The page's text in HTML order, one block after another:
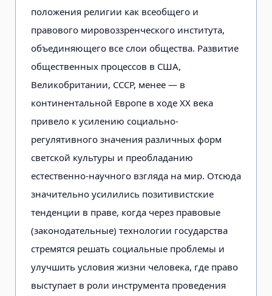
положения религии как всеобщего и
правового мировоззренческого института,
объединяющего все слои общества. Развитие
общественных процессов в США,
Великобритании, СССР, менее — в
континентальной Европе в ходе XX века
привело к усилению социально-
регулятивного значения различных форм
светской культуры и преобладанию
естественно-научного взгляда на мир. Отсюда
значительно усилились позитивистские
тенденции в праве, когда через правовые
(законодательные) технологии государства
стремятся решать социальные проблемы и
улучшить условия жизни человека, где право
выступает в роли инструмента проведения